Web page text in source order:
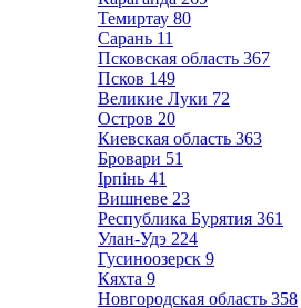
Темиртау 80
Сарань 11
Псковская область 367
Псков 149
Великие Луки 72
Остров 20
Киевская область 363
Бровари 51
Ірпінь 41
Вишневе 23
Республика Бурятия 361
Улан-Удэ 224
Гусиноозерск 9
Кяхта 9
Новгородская область 358